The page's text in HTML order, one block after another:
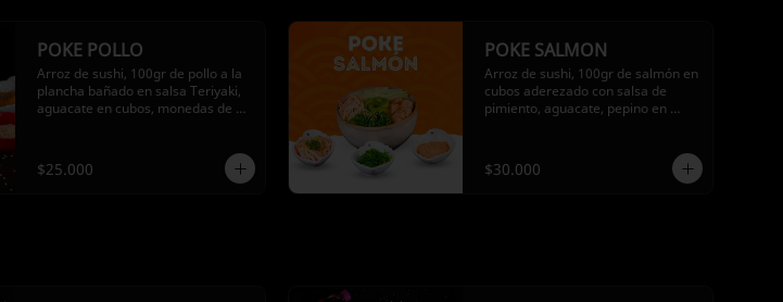
POKE POLLO
Arroz de sushi, 100gr de pollo a la
plancha bañado en salsa Teriyaki,
aguacate en cubos, monedas de
$25.000
POKE SALMON
Arroz de sushi, 100gr de salmón en
cubos aderezado con salsa de
pimiento, aguacate, pepino en
$30.000